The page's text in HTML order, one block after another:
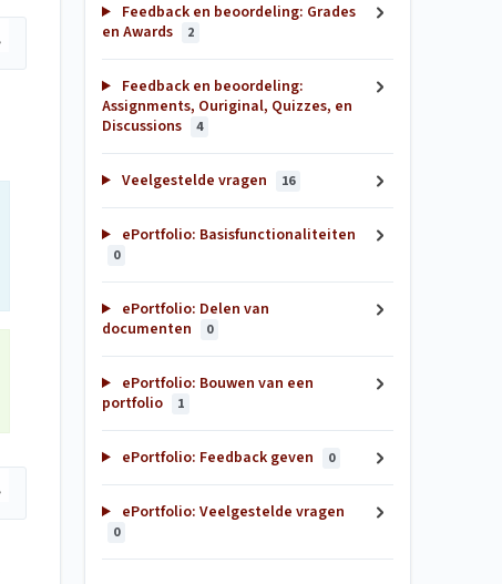
Feedback en beoordeling: Grades
en Awards
2
Feedback en beoordeling:
Assignments, Ouriginal, Quizzes, en
Discussions
4
Veelgestelde vragen 16
ePortfolio: Basisfunctionaliteiten
0
ePortfolio: Delen van
documenten
0
ePortfolio: Bouwen van een
portfolio
1
ePortfolio: Feedback geven 0
ePortfolio: Veelgestelde vragen
0